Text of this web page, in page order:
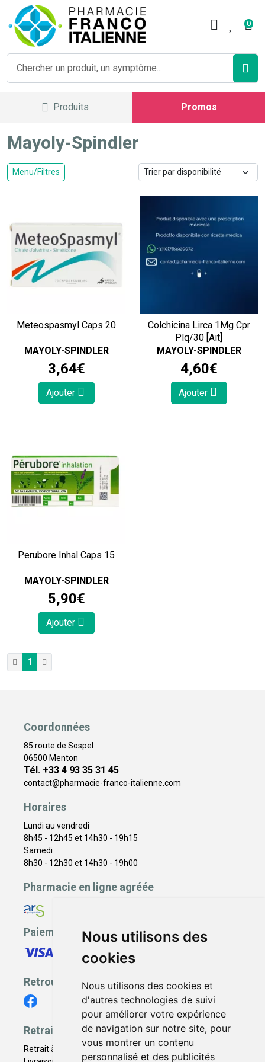
Nous utilisons des
cookies
Nous utilisons des cookies et
d'autres technologies de suivi
pour améliorer votre expérience
de navigation sur notre site, pour
vous montrer un contenu
personnalisé et des publicités
0
Produits Promos
Mayoly-Spindler
Menu/Filtres
Meteospasmyl Caps 20
MAYOLY-SPINDLER
3,64€
Ajouter
Colchicina Lirca 1Mg Cpr
Plq/30 [Ait]
MAYOLY-SPINDLER
4,60€
Ajouter
Perubore Inhal Caps 15
MAYOLY-SPINDLER
5,90€
Ajouter
1
Coordonnées
85 route de Sospel
06500 Menton
Tél. +33 4 93 35 31 45
contact@pharmacie-franco-italienne.com
Horaires
Lundi au vendredi
8h45 - 12h45 et 14h30 - 19h15
Samedi
8h30 - 12h30 et 14h30 - 19h00
Pharmacie en ligne agréée
Paiement sécurisé
Retrouvez-nous
Retrait - Livraison
Retrait à la pharmacie - Click & Collect